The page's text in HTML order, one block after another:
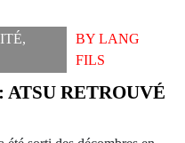
,
BYLANG
FILS
RETROUVÉ